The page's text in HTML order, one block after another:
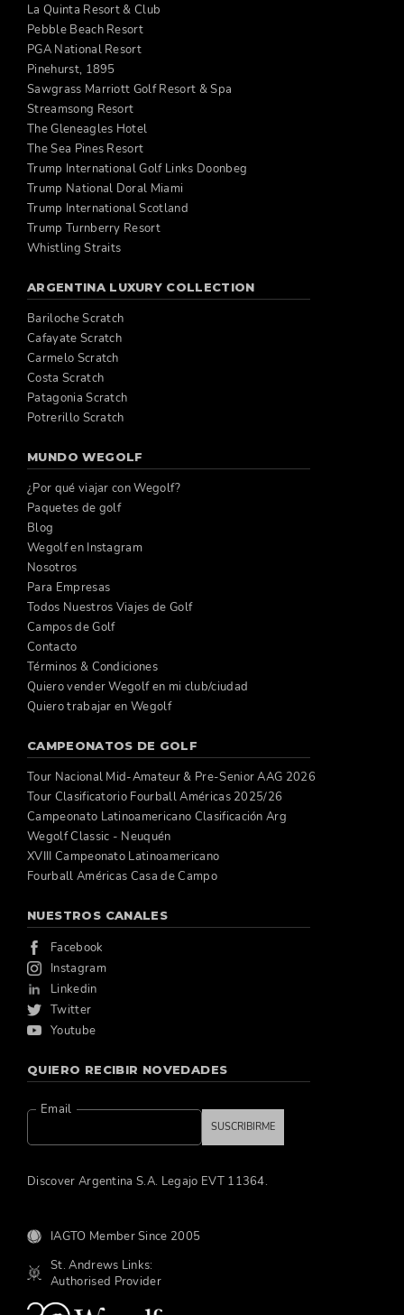
La Quinta Resort & Club
Pebble Beach Resort
PGA National Resort
Pinehurst, 1895
Sawgrass Marriott Golf Resort & Spa
Streamsong Resort
The Gleneagles Hotel
The Sea Pines Resort
Trump International Golf Links Doonbeg
Trump National Doral Miami
Trump International Scotland
Trump Turnberry Resort
Whistling Straits
ARGENTINA LUXURY COLLECTION
Bariloche Scratch
Cafayate Scratch
Carmelo Scratch
Costa Scratch
Patagonia Scratch
Potrerillo Scratch
MUNDO WEGOLF
¿Por qué viajar con Wegolf?
Paquetes de golf
Blog
Wegolf en Instagram
Nosotros
Para Empresas
Todos Nuestros Viajes de Golf
Campos de Golf
Contacto
Términos & Condiciones
Quiero vender Wegolf en mi club/ciudad
Quiero trabajar en Wegolf
CAMPEONATOS DE GOLF
Tour Nacional Mid-Amateur & Pre-Senior AAG 2026
Tour Clasificatorio Fourball Américas 2025/26
Campeonato Latinoamericano Clasificación Arg
Wegolf Classic - Neuquén
XVIII Campeonato Latinoamericano
Fourball Américas Casa de Campo
NUESTROS CANALES
Facebook
Instagram
Linkedin
Twitter
Youtube
QUIERO RECIBIR NOVEDADES
Email
SUSCRIBIRME
Discover Argentina S.A. Legajo EVT 11364.
IAGTO Member Since 2005
St. Andrews Links:
Authorised Provider